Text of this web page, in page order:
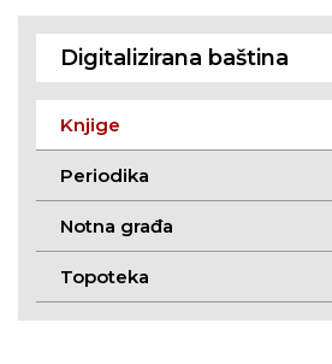
reči
suza
Digitalizirana baština
Knjige
Periodika
Notna građa
Topoteka